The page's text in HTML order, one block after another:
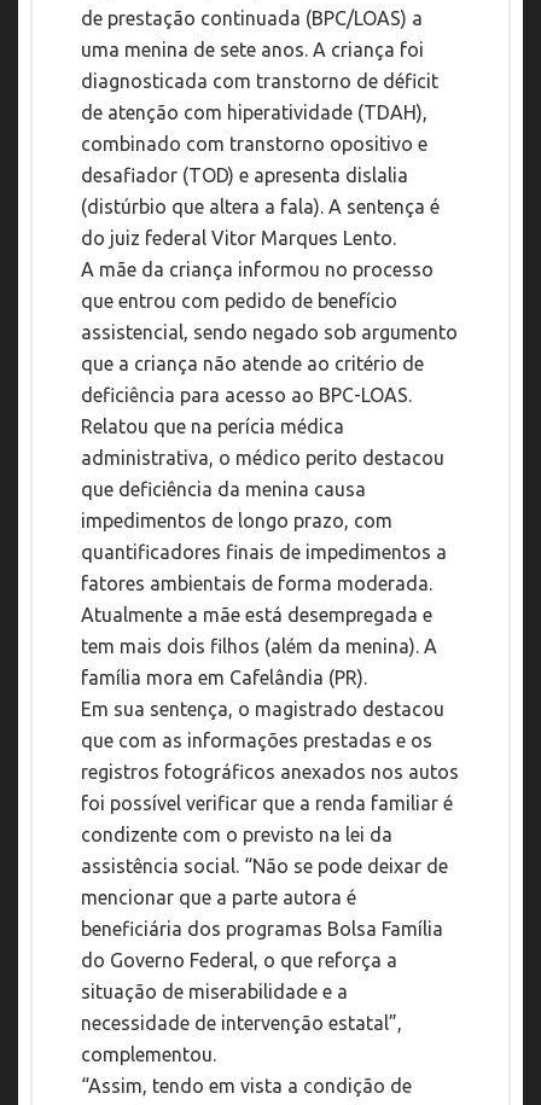
de prestação continuada (BPC/LOAS) a
uma menina de sete anos. A criança foi
diagnosticada com transtorno de déficit
de atenção com hiperatividade (TDAH),
combinado com transtorno opositivo e
desafiador (TOD) e apresenta dislalia
(distúrbio que altera a fala). A sentença é
do juiz federal Vitor Marques Lento.
A mãe da criança informou no processo
que entrou com pedido de benefício
assistencial, sendo negado sob argumento
que a criança não atende ao critério de
deficiência para acesso ao BPC-LOAS.
Relatou que na perícia médica
administrativa, o médico perito destacou
que deficiência da menina causa
impedimentos de longo prazo, com
quantificadores finais de impedimentos a
fatores ambientais de forma moderada.
Atualmente a mãe está desempregada e
tem mais dois filhos (além da menina). A
família mora em Cafelândia (PR).
Em sua sentença, o magistrado destacou
que com as informações prestadas e os
registros fotográficos anexados nos autos
foi possível verificar que a renda familiar é
condizente com o previsto na lei da
assistência social. “Não se pode deixar de
mencionar que a parte autora é
beneficiária dos programas Bolsa Família
do Governo Federal, o que reforça a
situação de miserabilidade e a
necessidade de intervenção estatal”,
complementou.
“Assim, tendo em vista a condição de